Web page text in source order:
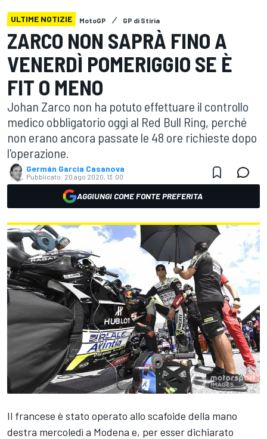
ULTIME NOTIZIE MotoGP GP di Stiria
ZARCO NON SAPRÀ FINO A
VENERDÌ POMERIGGIO SE È
FIT O MENO
Johan Zarco non ha potuto effettuare il controllo
medico obbligatorio oggi al Red Bull Ring, perché
non erano ancora passate le 48 ore richieste dopo
l'operazione.
Germán Garcia Casanova
Pubblicato: 20 ago 2020, 13:00
AGGIUNGI COME FONTE PREFERITA
Il francese è stato operato allo scafoide della mano
destra mercoledì a Modena e, per esser dichiarato